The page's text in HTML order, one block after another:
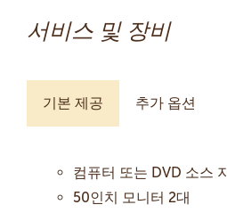
서비스 및 장비
기본 제공 추가 옵션
컴퓨터 또는 DVD 소스
50인치 모니터 2대